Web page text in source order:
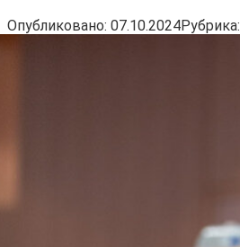
Опубликовано: 07.10.2024Рубрика: